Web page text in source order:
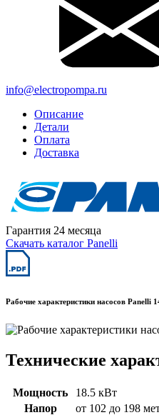
info@electropompa.ru
Описание
Детали
Оплата
Доставка
Гарантия 24 месяца
Скачать каталог Panelli
Рабочие характеристики насосов Panelli
Технические
Мощность
18.5 кВт
Напор
от 102 до 198